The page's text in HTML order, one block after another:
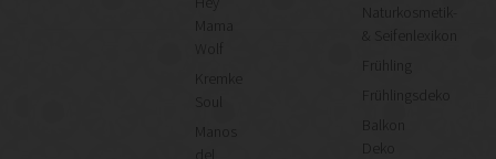
Mama
Wolf
Kremke
Manos
Naturkosmetik-
& Seifenlexikon
Frühling
Frühlingsdeko
Deko